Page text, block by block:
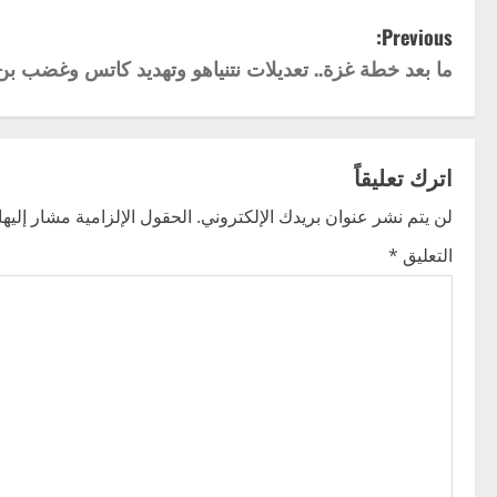
P
o
s
t
n
a
Previous:
ما بعد خطة غزة.. تعديلات نتنياهو وتهديد كاتس وغضب
اترك تعليقاً
لن يتم نشر عنوان بريدك الإلكتروني. الحقول الإلزامية مشار
التعليق *